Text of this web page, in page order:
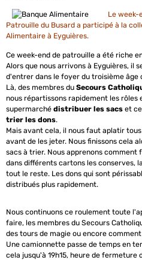
Le week-
Patrouille du Busard a participé à la
Alimentaire à Eyguières.
Ce week-end de patrouille a été riche
Alors que nous arrivons à Eyguières, il
d'entrer dans le foyer du troisième âge
Là, des membres du Secours
nous répartissons rapidement les rôles
supermarché distribuer les sacs et
trier les dons.
Mais avant cela, il nous faut aplatir
avant de les jeter. Nous finissons cela
sacs à trier. Nous apprenons
dans différents cartons les conserves,
tout le reste. Les dons qui sont
distribués plus rapidement.
Nous continuons ce roulement toute
faire, les membres du Secours
des tours de magie ou encore
Une camionnette passe de temps en
cela jusqu'à 19h15, heure de fermeture